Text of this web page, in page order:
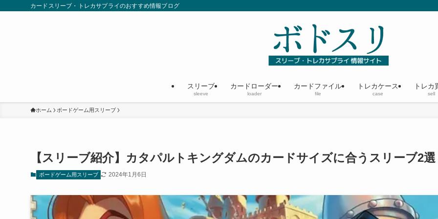
カードスリーブ・トレカサプライのおすすめ情報ブログ
スリーブ
sleeve
カードローダー
loader
カードファイル
file
トレカケース
case
トレカ
sell
ホーム ボードゲーム用スリーブ
【スリーブ紹介】カタパルトキングダムのカードサイズに合うスリーブ2選
ボードゲーム用スリーブ 2024年1月6日